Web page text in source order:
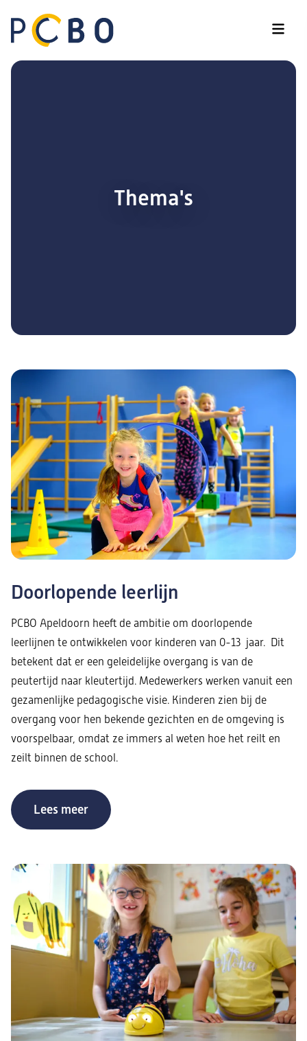
Thema's
Doorlopende leerlijn
PCBO Apeldoorn heeft de ambitie om doorlopende
leerlijnen te ontwikkelen voor kinderen van 0-13 jaar. Dit
betekent dat er een geleidelijke overgang is van de
peutertijd naar kleutertijd. Medewerkers werken vanuit een
gezamenlijke pedagogische visie. Kinderen zien bij de
overgang voor hen bekende gezichten en de omgeving is
voorspelbaar, omdat ze immers al weten hoe het reilt en
zeilt binnen de school.
Lees meer